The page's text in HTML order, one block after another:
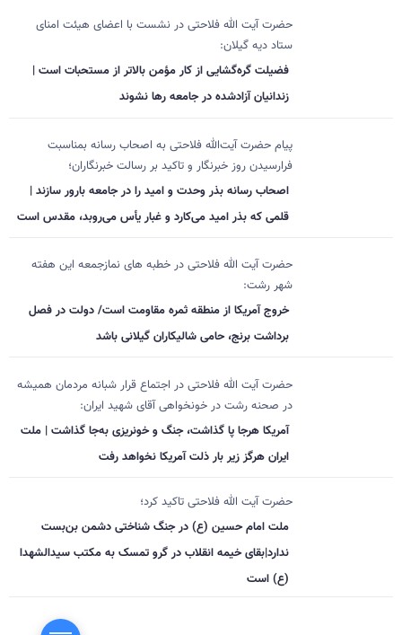
حضرت آیت الله فلاحتی در نشست با اعضای هیئت امنای
ستاد دیه گیلان:
فضیلت گره‌گشایی از کار مؤمن بالاتر از مستحبات است |
زندانیان آزادشده در جامعه رها نشوند
پیام حضرت آیت‌الله فلاحتی به اصحاب رسانه بمناسبت
فرارسیدن روز خبرنگار و تاکید بر رسالت خبرنگاران؛
اصحاب رسانه بذر وحدت و امید را در جامعه بارور سازند |
قلمی که بذر امید می‌کارد و غبار یأس می‌روبد، مقدس است
حضرت آیت الله فلاحتی در خطبه های نمازجمعه این هفته
شهر رشت:
خروج آمریکا از منطقه ثمره مقاومت است/ دولت در فصل
برداشت برنج، حامی شالیکاران گیلانی باشد
حضرت آیت الله فلاحتی در اجتماع قرار شبانه مردمان همیشه
در صحنه رشت در خونخواهی آقای شهید ایران:
آمریکا هرجا پا گذاشت، جنگ و خونریزی به‌جا گذاشت | ملت
ایران هرگز زیر بار ذلت آمریکا نخواهد رفت
حضرت آیت الله فلاحتی تاکید کرد؛
ملت امام حسین (ع) در جنگ شناختی دشمن بن‌بست
ندارد|بقای خیمه انقلاب در گرو تمسک به مکتب سیدالشهدا
(ع) است